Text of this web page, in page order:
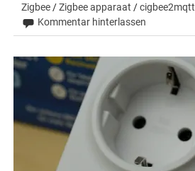
Zigbee /Zigbee apparaat /cigbee2mqtt
Kommentar hinterlassen